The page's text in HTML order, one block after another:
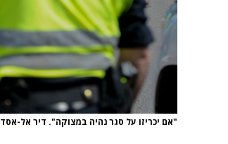
"אם יכריזו על סגר נהיה במצוקה". דיר אל-אסד